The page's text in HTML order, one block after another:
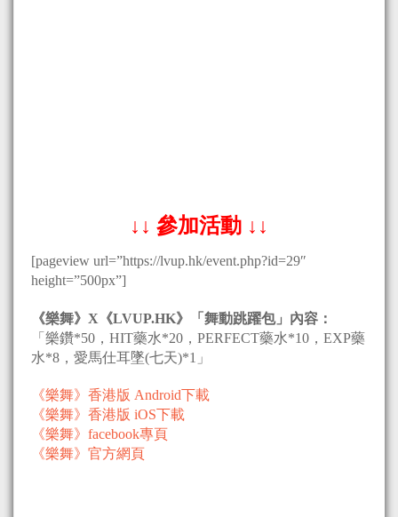
↓↓ 參加活動 ↓↓
[pageview url=”https://lvup.hk/event.php?id=29″
height=”500px”]
《樂舞》X《LVUP.HK》「舞動跳躍包」內容：
「樂鑽*50，HIT藥水*20，PERFECT藥水*10，EXP藥
水*8，愛馬仕耳墜(七天)*1」
《樂舞》香港版 Android下載
《樂舞》香港版 iOS下載
《樂舞》facebook專頁
《樂舞》官方網頁